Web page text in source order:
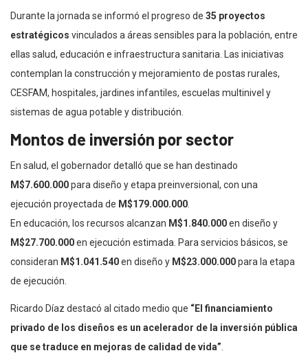
Durante la jornada se informó el progreso de 35 proyectos
estratégicos vinculados a áreas sensibles para la población, entre
ellas salud, educación e infraestructura sanitaria. Las iniciativas
contemplan la construcción y mejoramiento de postas rurales,
CESFAM, hospitales, jardines infantiles, escuelas multinivel y
sistemas de agua potable y distribución.
Montos de inversión por sector
En salud, el gobernador detalló que se han destinado
M$7.600.000para diseño y etapa preinversional, con una
ejecución proyectada de M$179.000.000.
En educación, los recursos alcanzan M$1.840.000en diseño y
M$27.700.000en ejecución estimada. Para servicios básicos, se
consideran M$1.041.540en diseño y M$23.000.000para la etapa
de ejecución.
Ricardo Díaz destacó al citado medio que “El financiamiento
privado de los diseños es un acelerador de la inversión pública
que se traduce en mejoras de calidad de vida”.